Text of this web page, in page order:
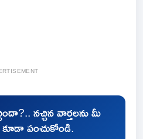
నచ్చిన వార్తలను మీ
పంచుకోండి.